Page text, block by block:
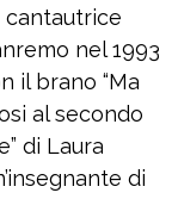
cantautrice
nel 1993
il brano “Ma
al secondo
di Laura
di